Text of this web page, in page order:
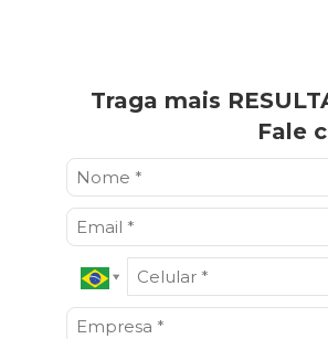
Traga mais
Fale